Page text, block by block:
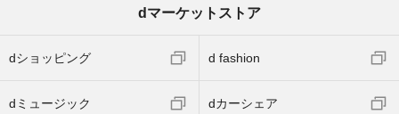
dマーケットストア
dショッピング d fashion
dミュージック dカーシェア